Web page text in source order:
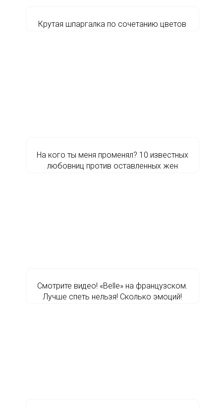
Крутая шпаргалка по сочетанию цветов
На кого ты меня променял? 10 известных
любовниц против оставленных жен
Смотрите видео! «Belle» на французском.
Лучше спеть нельзя! Сколько эмоций!